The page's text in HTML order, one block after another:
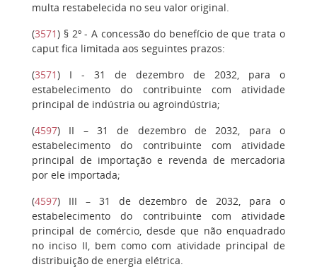
multa restabelecida no seu valor original.
(3571) § 2º- A concessão do benefício de que trata o
caput fica limitada aos seguintes prazos:
(3571) I - 31 de dezembro de 2032, para o
estabelecimento do contribuinte com atividade
principal de indústria ou agroindústria;
(4597) II – 31 de dezembro de 2032, para o
estabelecimento do contribuinte com atividade
principal de importação e revenda de mercadoria
por ele importada;
(4597) III – 31 de dezembro de 2032, para o
estabelecimento do contribuinte com atividade
principal de comércio, desde que não enquadrado
no inciso II, bem como com atividade principal de
distribuição de energia elétrica.